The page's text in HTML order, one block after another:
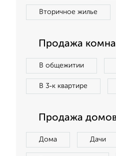
Вторичное жилье
Продажа
В общежитии
В 3‑к квартире
Продажа
Дома Дачи